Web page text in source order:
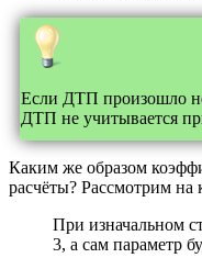
Если ДТП произошло
ДТП не учитывается
Каким же образом
расчёты? Рассмотрим
При изначальном
3, а сам параметр